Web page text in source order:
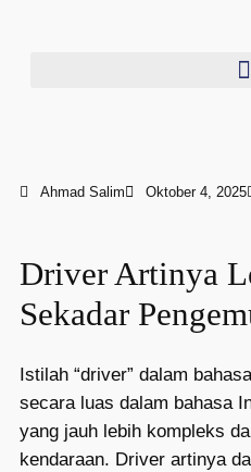
Ahmad Salim Oktober 4, 2025
Driver Artinya
Sekadar
Istilah “driver” dalam
secara luas dalam bahasa
yang jauh lebih kompleks
kendaraan. Driver artinya